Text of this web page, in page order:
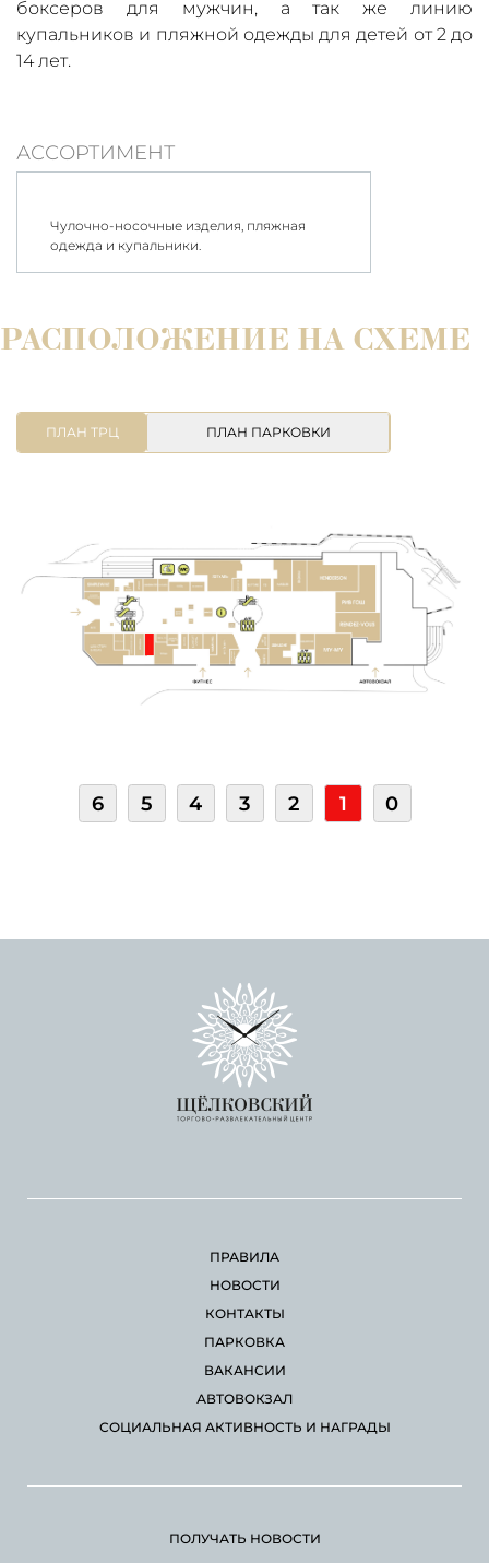
боксеров для мужчин, а так же линию
купальников и пляжной одежды для детей от 2 до
14 лет.
АССОРТИМЕНТ
Чулочно-носочные изделия, пляжная
одежда и купальники.
РАСПОЛОЖЕНИЕ НА СХЕМЕ
ПЛАН ТРЦ ПЛАН ПАРКОВКИ
6 5 4 3 2 1 0
ПРАВИЛА
НОВОСТИ
КОНТАКТЫ
ПАРКОВКА
ВАКАНСИИ
АВТОВОКЗАЛ
СОЦИАЛЬНАЯ АКТИВНОСТЬ И НАГРАДЫ
ПОЛУЧАТЬ НОВОСТИ